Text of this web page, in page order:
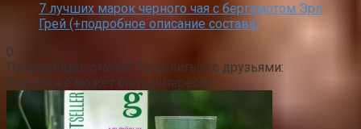
7 лучших марок черного чая с бергамотом Эрл
Грей (+подробное описание состава)
0
Понравилась статья? Поделиться с друзьями:
Вам также может быть интересно